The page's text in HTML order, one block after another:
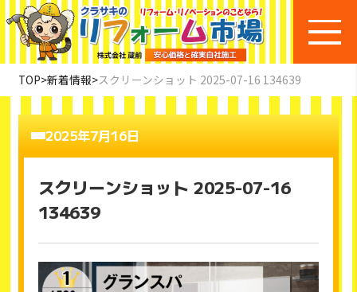
TOP>新着情報>スクリーンショット 2025-07-16 134639
2025年7月16日
スクリーンショット 2025-07-16
134639